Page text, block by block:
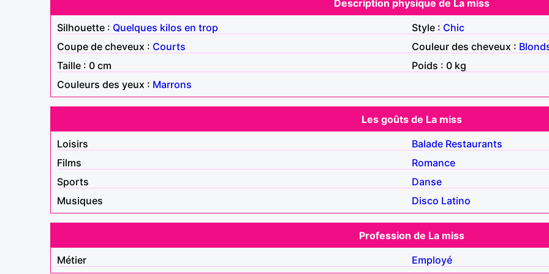
Description physique de La miss
Silhouette : Quelques kilos en trop Style : Chic
Coupe de cheveux : Courts Couleur des cheveux :
Taille : 0 cm
Poids : 0 kg
Couleurs des yeux : Marrons
Les goûts de La miss
Loisirs
Balade Restaurants
Films
Romance
Sports
Danse
Musiques
Disco Latino
Profession de La miss
Métier
Employé